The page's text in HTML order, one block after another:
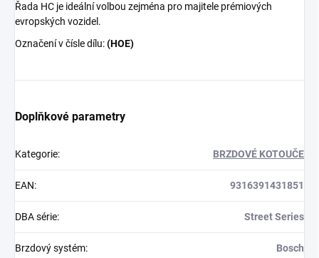
Řada HC je ideální volbou zejména pro majitele prémiových
evropských vozidel.
Označení v čísle dílu:(HOE)
Doplňkové parametry
Kategorie: BRZDOVÉ KOTOUČE
EAN: 9316391431851
DBA série: Street Series
Brzdový systém: Bosch